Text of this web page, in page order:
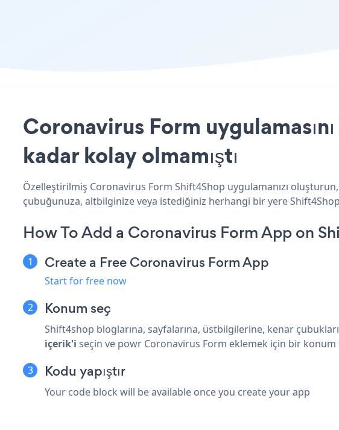
Coronavirus Form
kadar kolay olmamıştı
Özelleştirilmiş Coronavirus Form Shift4Shop uygulamanızı
çubuğunuza, altbilginize veya istediğiniz herhangi bir yere
How To Add a Coronavirus Form App on
Create a Free Coronavirus Form App
Start for free now
Konum seç
Shift4shop bloglarına, sayfalarına, üstbilgilerine, kenar
i̇çerik'i seçin ve powr Coronavirus Form eklemek için bir konum
Kodu yapıştır
Your code block will be available once you create your app